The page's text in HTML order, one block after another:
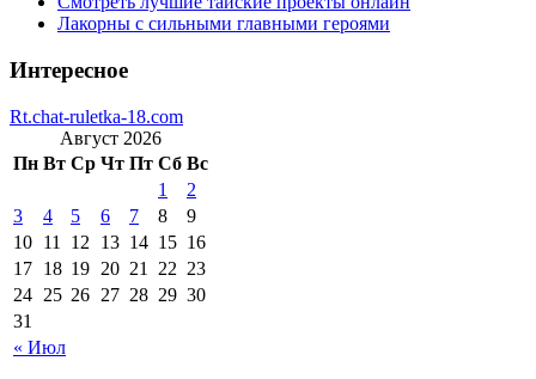
Лакорны с сильными главными героями
Интересное
Rt.chat-ruletka-18.com
Август 2026
Пн Вт Ср Чт Пт Сб Вс
« Июл
1
2
3
4 5 6 7 8
9
10 11 12 13 14 15 16
17 18 19 20 21 22 23
24 25 26 27 28 29 30
31